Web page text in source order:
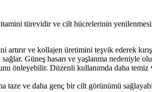
türevidir ve cilt hücrelerinin
ve kollajen üretimini teşvik ederek
Güneş hasarı ve yaşlanma nedeniyle
önleyebilir. Düzenli kullanımda daha temiz
taze ve daha genç bir cilt görünümü